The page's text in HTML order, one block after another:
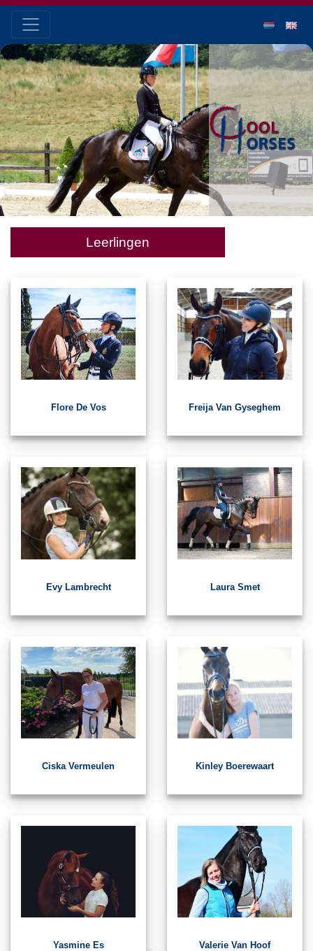
Leerlingen
Flore De Vos Freija Van Gyseghem
Evy Lambrecht Laura Smet
Ciska Vermeulen Kinley Boerewaart
Yasmine Es Valerie Van Hoof